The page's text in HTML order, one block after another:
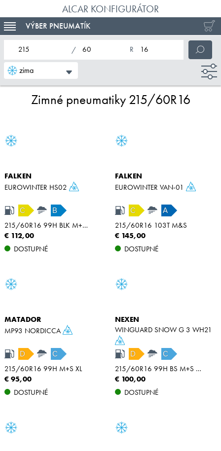
ALCAR KONFIGURÁTOR
TOGGLE NAVIGATION
VÝBER PNEUMATÍK
zima
nominálna šírka pneumatiky
profil pneumatiky
nominálny priemer pneumatiky
Zimné pneumatiky 215/60R16
FALKEN
EUROWINTER HS02
C B
215/60R16 99H BLK M+S XL
€ 112,00
DOSTUPNÉ
FALKEN
EUROWINTER VAN-01
C A
215/60R16 103T M&S
€ 145,00
DOSTUPNÉ
MATADOR
MP93 NORDICCA
D C
215/60R16 99H M+S XL
€ 95,00
DOSTUPNÉ
NEXEN
WINGUARD SNOW G 3 WH21
D C
215/60R16 99H BS M+S XL
€ 100,00
DOSTUPNÉ